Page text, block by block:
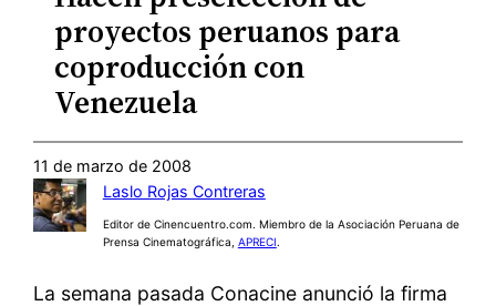
proyectos peruanos para
coproducción con
Venezuela
11 de marzo de 2008
Laslo Rojas Contreras
Editor de Cinencuentro.com. Miembro de la Asociación Peruana de
Prensa Cinematográfica, APRECI.
La semana pasada Conacine anunció la firma